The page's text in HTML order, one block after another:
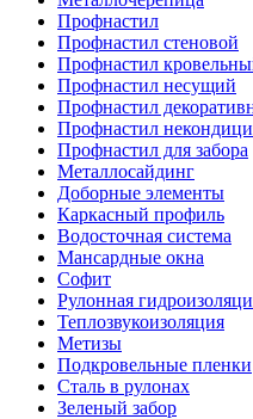
Профнастил
Профнастил стеновой
Профнастил
Профнастил несущий
Профнастил
Профнастил
Профнастил для забора
Металлосайдинг
Доборные элементы
Каркасный профиль
Водосточная система
Мансардные окна
Софит
Рулонная
Теплозвукоизоляция
Метизы
Подкровельные пленки
Сталь в рулонах
Зеленый забор